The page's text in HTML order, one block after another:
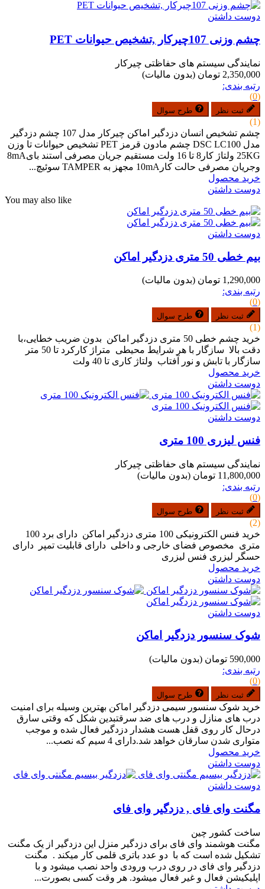
دوست داشتن
چشم وزنی 107چیرکار ,تشخیص حیوانات PET
نمایندگی سیستم های حفاظتی چیرکار
2,350,000 تومان
(بدون مالیات)
رتبه بندی:
(0)
ثبت نظر طرح سوال
(1)
چشم تشخیص انسان دزدگیر اماکن چیرکار مدل 107 چشم دزدگیر
مدل DSC LC100 چشم مادون قرمز PET تشخیص حیوانات تا وزن
25KG ولتاژ کار8 تا 16 ولت مستقیم جریان مصرفی استند بای8mA
وجریان مصرفی حالت کار10mA مجهز به TAMPER سوئیچ...
خرید محصول
دوست داشتن
You may also like
دوست داشتن
بیم خطی 50 متری دزدگیر اماکن
1,290,000 تومان
(بدون مالیات)
رتبه بندی:
(0)
ثبت نظر طرح سوال
(1)
خرید چشم خطی 50 متری دزدگیر اماکن بدون ضریب خطایی،با
دقت بالا سازگار با هر شرایط محیطی متراژ کارکرد تا 50 متر
سازگار با تابش و نور آفتاب ولتاژ کاری تا 40 ولت
خرید محصول
دوست داشتن
دوست داشتن
فنس لیزری 100 متری
نمایندگی سیستم های حفاظتی چیرکار
11,800,000 تومان
(بدون مالیات)
رتبه بندی:
(0)
ثبت نظر طرح سوال
(2)
خرید فنس الکترونیکی 100 متری دزدگیر اماکن دارای برد 100
متری مخصوص فضای خارجی و داخلی دارای قابلیت تمپر دارای
حسگر لیزری فنس لیزری
خرید محصول
دوست داشتن
دوست داشتن
شوک سنسور دزدگیر اماکن
590,000 تومان
(بدون مالیات)
رتبه بندی:
(0)
ثبت نظر طرح سوال
خرید شوک سنسور سیمی دزدگیر اماکن بهترین وسیله برای امنیت
درب های منازل و درب های ضد سرقتبدین شکل که وقتی سارق
درحال کار روی قفل هست هشدار دزدگیر فعال شده و موجب
متواری شدن سارقان خواهد شد.دارای 4 سیم که نصب...
خرید محصول
دوست داشتن
دوست داشتن
مگنت وای فای , دزدگیر وای فای
ساخت کشور چین
مگنت هوشمند وای فای برای دزدگیر منزل این دزدگیر از یک مگنت
تشکیل شده است که با دو عدد باتری قلمی کار میکند . مگنت
دزدگیر وای فای در روی درب ورودی واحد نصب میشود و با
اپلیکیشن فعال و غیر فعال میشود. هر وقت کسی بصورت...